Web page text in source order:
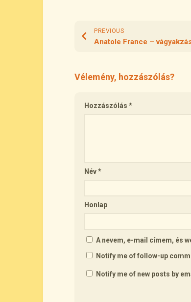
PREVIOUS
Anatole France –
Vélemény, hozzászólás?
Hozzászólás *
Név*
Honlap
A nevem, e-mail címem, és
Notify me of follow-up
Notify me of new posts by